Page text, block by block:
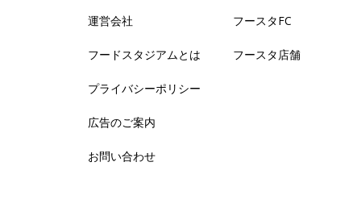
運営会社
フードスタジアムとは
プライバシーポリシー
広告のご案内
お問い合わせ
フースタFC
フースタ店舗